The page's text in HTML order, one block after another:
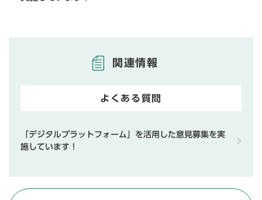
関連情報
よくある質問
「デジタルプラットフォーム」を活用した意見募集を実
施しています！